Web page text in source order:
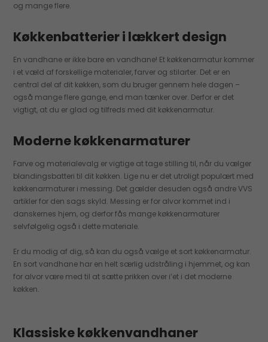
og mange flere.
Køkkenbatterier i lækkert design
En vandhane er ikke bare en vandhane! Et køkkenarmatur kommer
i et væld af forskellige materialer, farver og stilarter. Det er en
central del af dit køkken, som du bruger gennem hele dagen –
også mange flere gange, end man tænker over. Derfor er det
vigtigt, at du er glad og tilfreds med dit køkkenarmatur.
Moderne køkkenarmaturer
Farve og materialevalg er vigtige at tage stilling til, når du vælger
blandingsbatteri til dit køkken. Lige nu er det utroligt populært med
køkkenarmaturer i messing. Det gælder desuden også andre VVS
artikler for den sags skyld. Messing er for alvor kommet ind i
danskernes hjem, og derfor fås mange køkkenarmaturer
selvfølgelig også i dette materiale.
Er du modig af dig, så kan du også vælge et sort køkkenarmatur.
En sort vandhane har en helt særlig udstråling i hjemmet, og kan
for alvor være med til at sætte prikken over i’et i det moderne
køkken.
Klassiske køkkenvandhaner